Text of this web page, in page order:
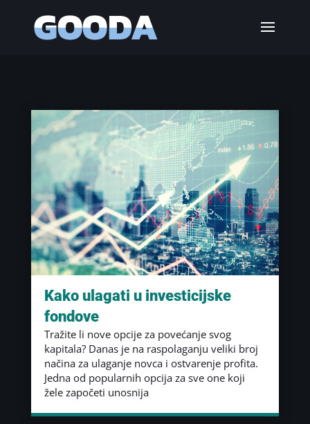
Kako ulagati u investicijske
fondove
Tražite li nove opcije za povećanje svog
kapitala? Danas je na raspolaganju veliki broj
načina za ulaganje novca i ostvarenje profita.
Jedna od popularnih opcija za sve one koji
žele započeti unosnija